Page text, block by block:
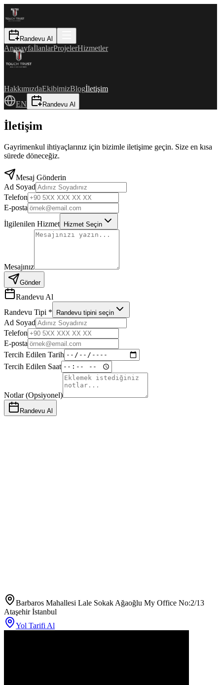
Randevu Al
AnasayfaİlanlarProjelerHizmetler
HakkımızdaEkibimizBlogİletişim
EN
Randevu Al
İletişim
Gayrimenkul ihtiyaçlarınız için bizimle iletişime geçin. Size en kısa
sürede döneceğiz.
Mesaj Gönderin
Ad Soyad
Telefon
E-posta
İlgilenilen Hizmet
Hizmet Seçin
Mesajınız
Gönder
Randevu Al
Randevu Tipi * Randevu tipini seçin
Ad Soyad
Telefon
E-posta
Tercih Edilen Tarih
Tercih Edilen Saat
Notlar (Opsiyonel)
Randevu Al
Barbaros Mahallesi Lale Sokak Ağaoğlu My Office No:2/13
Ataşehir İstanbul
Yol Tarifi Al